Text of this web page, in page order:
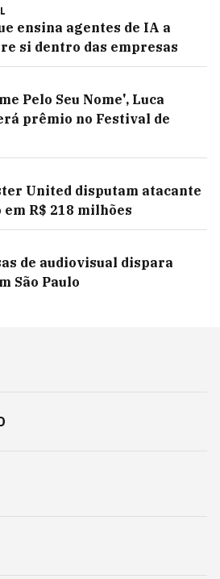
ensina agentes de IA a
si dentro das empresas
Pelo Seu Nome', Luca
prêmio no Festival de
United disputam atacante
R$ 218 milhões
de audiovisual dispara
São Paulo